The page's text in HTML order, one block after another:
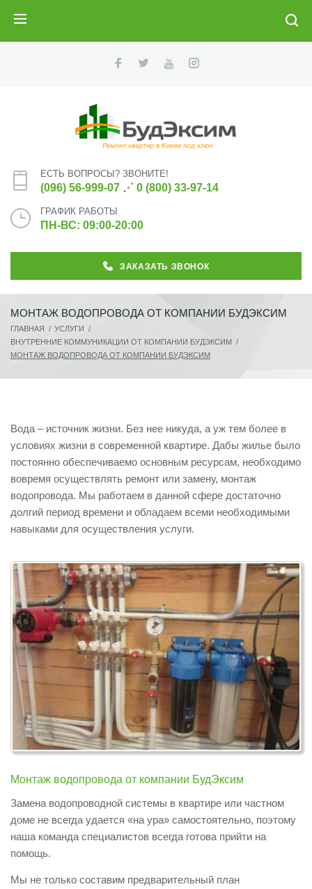
ЕСТЬ ВОПРОСЫ? ЗВОНИТЕ!
(096) 56-999-07 ⋰ 0 (800) 33-97-14
ГРАФИК РАБОТЫ
ПН-ВС: 09:00-20:00
ЗАКАЗАТЬ ЗВОНОК
МОНТАЖ ВОДОПРОВОДА ОТ КОМПАНИИ БУДЭКСИМ
ГЛАВНАЯ / УСЛУГИ /
ВНУТРЕННИЕ КОММУНИКАЦИИ ОТ КОМПАНИИ БУДЭКСИМ /
МОНТАЖ ВОДОПРОВОДА ОТ КОМПАНИИ БУДЭКСИМ
Вода – источник жизни. Без нее никуда, а уж тем более в
условиях жизни в современной квартире. Дабы жилье было
постоянно обеспечиваемо основным ресурсам, необходимо
вовремя осуществлять ремонт или замену, монтаж
водопровода. Мы работаем в данной сфере достаточно
долгий период времени и обладаем всеми необходимыми
навыками для осуществления услуги.
Монтаж водопровода от компании БудЭксим
Замена водопроводной системы в квартире или частном
доме не всегда удается «на ура» самостоятельно, поэтому
наша команда специалистов всегда готова прийти на
помощь.
Мы не только составим предварительный план